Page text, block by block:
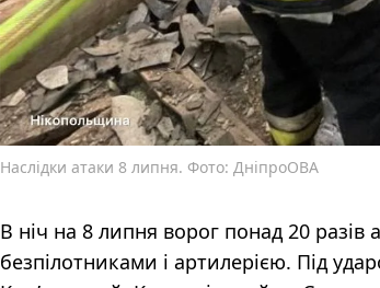
Наслідки атаки 8 липня. Фото: ДніпроОВА
В ніч на 8 липня ворог понад 20 разів
безпілотниками і артилерією. Під